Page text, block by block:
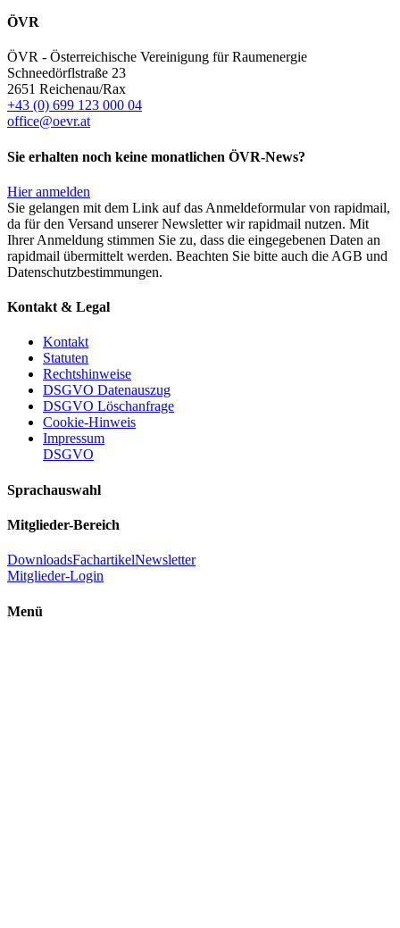
ÖVR
ÖVR - Österreichische Vereinigung für Raumenergie
Schneedörflstraße 23
2651 Reichenau/Rax
+43 (0) 699 123 000 04
office@oevr.at
Sie erhalten noch keine monatlichen ÖVR-News?
Hier anmelden
Sie gelangen mit dem Link auf das Anmeldeformular von rapidmail,
da für den Versand unserer Newsletter wir rapidmail nutzen. Mit
Ihrer Anmeldung stimmen Sie zu, dass die eingegebenen Daten an
rapidmail übermittelt werden. Beachten Sie bitte auch die AGB und
Datenschutzbestimmungen.
Kontakt & Legal
Kontakt
Statuten
Rechtshinweise
DSGVO Datenauszug
DSGVO Löschanfrage
Cookie-Hinweis
Impressum
DSGVO
Sprachauswahl
Mitglieder-Bereich
DownloadsFachartikelNewsletter
Mitglieder-Login
Menü